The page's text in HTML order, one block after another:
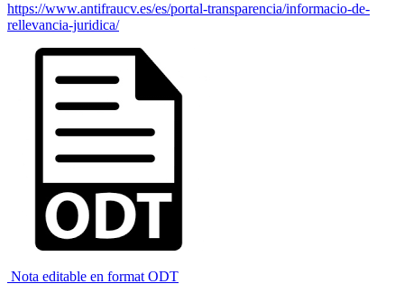
https://www.antifraucv.es/es/portal-transparencia/informacio-de-
rellevancia-juridica/
Nota editable en format ODT